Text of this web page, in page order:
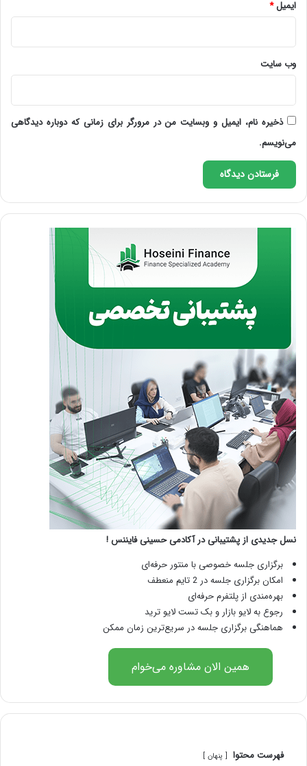
ایمیل*
وب‌ سایت
ذخیره نام، ایمیل و وبسایت من در مرورگر برای زمانی که دوباره دیدگاهی
می‌نویسم.
نسل جدیدی از پشتیبانی در آکادمی حسینی فایننس !
برگزاری جلسه خصوصی با منتور حرفه‌ای
امکان برگزاری جلسه در 2 تایم منعطف
بهره‌مندی از پلتفرم حرفه‌ای
رجوع به لایو بازار و بک تست لایو ترید
هماهنگی برگزاری جلسه در سریع‌ترین زمان ممکن
همین الان مشاوره می‌خوام
فهرست محتوا پنهان